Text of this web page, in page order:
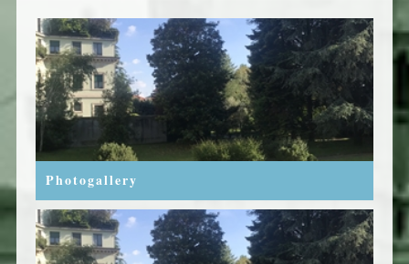
Photogallery